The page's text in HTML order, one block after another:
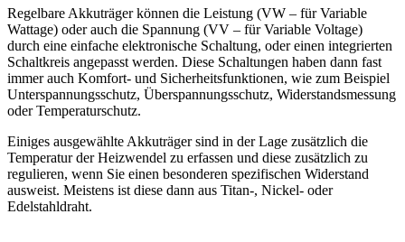
Regelbare Akkuträger können die Leistung (VW – für Variable
Wattage) oder auch die Spannung (VV – für Variable Voltage)
durch eine einfache elektronische Schaltung, oder einen integrierten
Schaltkreis angepasst werden. Diese Schaltungen haben dann fast
immer auch Komfort- und Sicherheitsfunktionen, wie zum Beispiel
Unterspannungsschutz, Überspannungsschutz, Widerstandsmessung
oder Temperaturschutz.
Einiges ausgewählte Akkuträger sind in der Lage zusätzlich die
Temperatur der Heizwendel zu erfassen und diese zusätzlich zu
regulieren, wenn Sie einen besonderen spezifischen Widerstand
ausweist. Meistens ist diese dann aus Titan-, Nickel- oder
Edelstahldraht.